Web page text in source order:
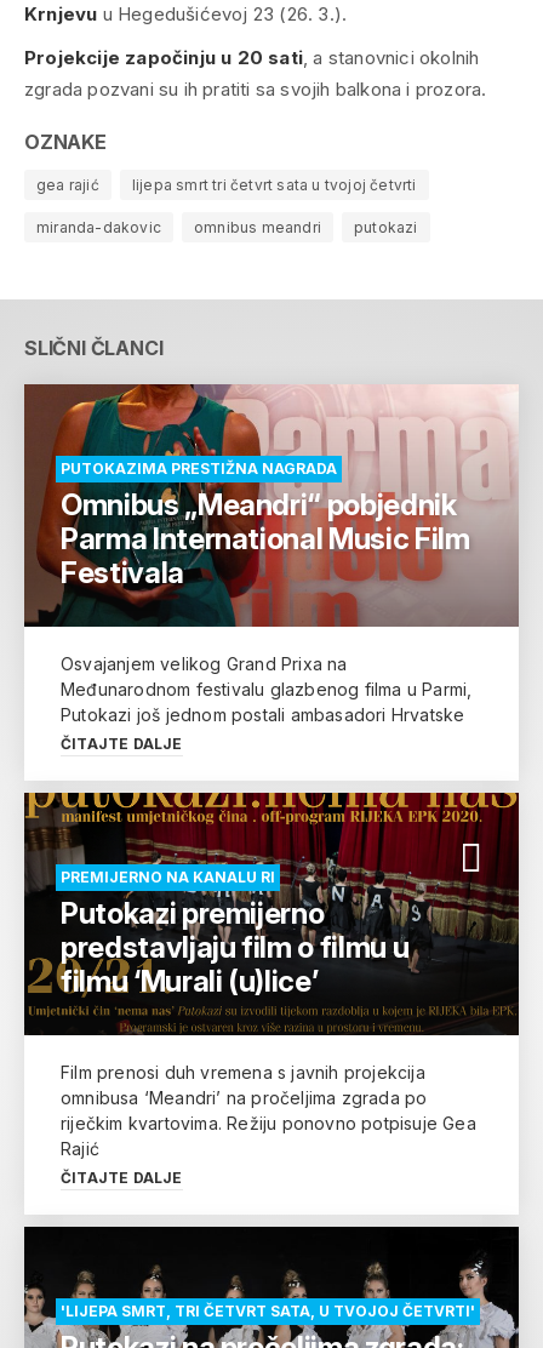
Krnjevu u Hegedušićevoj 23 (26. 3.).
Projekcije započinju u 20 sati , a stanovnici okolnih
zgrada pozvani su ih pratiti sa svojih balkona i prozora.
OZNAKE
gea rajić lijepa smrt tri četvrt sata u tvojoj četvrti
miranda-dakovic omnibus meandri putokazi
SLIČNI ČLANCI
PUTOKAZIMA PRESTIŽNA NAGRADA
Omnibus „Meandri“ pobjednik
Parma International Music Film
Festivala
Osvajanjem velikog Grand Prixa na
Međunarodnom festivalu glazbenog filma u Parmi,
Putokazi još jednom postali ambasadori Hrvatske
ČITAJTE DALJE
PREMIJERNO NA KANALU RI
Putokazi premijerno
predstavljaju film o filmu u
filmu ‘Murali (u)lice’
Film prenosi duh vremena s javnih projekcija
omnibusa ‘Meandri’ na pročeljima zgrada po
riječkim kvartovima. Režiju ponovno potpisuje Gea
Rajić
ČITAJTE DALJE
'LIJEPA SMRT, TRI ČETVRT SATA, U TVOJOJ ČETVRTI'